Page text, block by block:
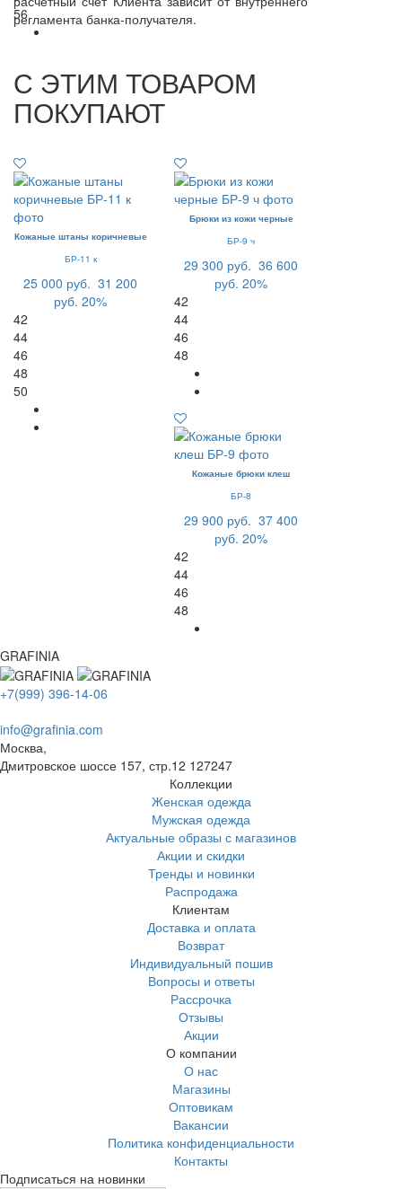
регламента банка-получателя.
56
С ЭТИМ ТОВАРОМ
ПОКУПАЮТ
Кожаные штаны коричневые
БР-11 к
25 000 руб. 31 200
руб. 20%
42
44
46
48
50
Брюки из кожи черные
БР-9 ч
29 300 руб. 36 600
руб. 20%
42
44
46
48
Кожаные брюки клеш
БР-8
29 900 руб. 37 400
руб. 20%
42
44
46
48
GRAFINIA
+7(999) 396-14-06
info@grafinia.com
Москва,
Дмитровское шоссе 157, стр.12 127247
Коллекции
Женская одежда
Мужская одежда
Актуальные образы с магазинов
Акции и скидки
Тренды и новинки
Распродажа
Клиентам
Доставка и оплата
Возврат
Индивидуальный пошив
Вопросы и ответы
Рассрочка
Отзывы
Акции
О компании
О нас
Магазины
Оптовикам
Вакансии
Политика конфиденциальности
Контакты
Подписаться на новинки